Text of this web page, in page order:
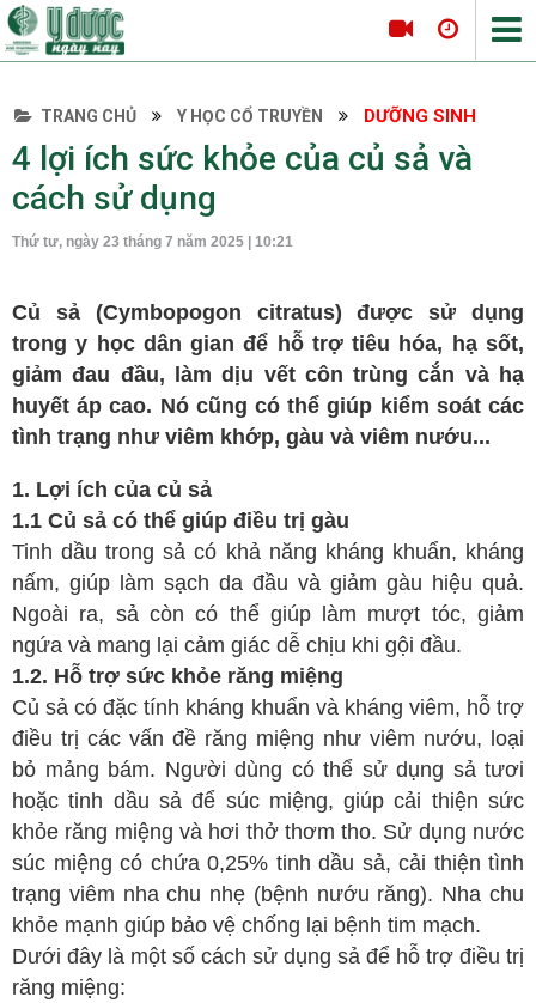
Tin tức Y Dược
Thông tin hội nghị
Hội thảo
Tọa đàm khoa học
Tim mạch
Hô hấp
Tiêu hóa
Da liễu
Nội tiết
Ngoại khoa
Ngoại tổng quát
Ngoại tiết niệu
Chấn thương chỉnh hình
Dược Khoa
Các bài thuốc hay
Cách sử dụng thuốc
Y học cổ truyền
Dược học cổ truyền
Dưỡng sinh
Châm cứu
Bệnh học
TRANG CHỦ Y HỌC CỔ TRUYỀN DƯỠNG SINH
4 lợi ích sức khỏe của củ sả và
cách sử dụng
Thứ tư, ngày 23 tháng 7 năm 2025 | 10:21
Củ sả (Cymbopogon citratus) được sử dụng
trong y học dân gian để hỗ trợ tiêu hóa, hạ sốt,
giảm đau đầu, làm dịu vết côn trùng cắn và hạ
huyết áp cao. Nó cũng có thể giúp kiểm soát các
tình trạng như viêm khớp, gàu và viêm nướu...
1. Lợi ích của củ sả
1.1 Củ sả có thể giúp điều trị gàu
Tinh dầu trong sả có khả năng kháng khuẩn, kháng
nấm, giúp làm sạch da đầu và giảm gàu hiệu quả.
Ngoài ra, sả còn có thể giúp làm mượt tóc, giảm
ngứa và mang lại cảm giác dễ chịu khi gội đầu.
1.2. Hỗ trợ sức khỏe răng miệng
Củ sả có đặc tính kháng khuẩn và kháng viêm, hỗ trợ
điều trị các vấn đề răng miệng như viêm nướu, loại
bỏ mảng bám. Người dùng có thể sử dụng sả tươi
hoặc tinh dầu sả để súc miệng, giúp cải thiện sức
khỏe răng miệng và hơi thở thơm tho. Sử dụng nước
súc miệng có chứa 0,25% tinh dầu sả, cải thiện tình
trạng viêm nha chu nhẹ (bệnh nướu răng). Nha chu
khỏe mạnh giúp bảo vệ chống lại bệnh tim mạch.
Dưới đây là một số cách sử dụng sả để hỗ trợ điều trị
răng miệng: